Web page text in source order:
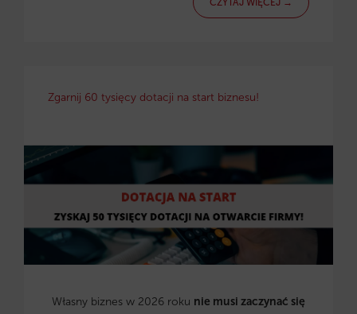
CZYTAJ WIĘCEJ →
Zgarnij 60 tysięcy dotacji na start biznesu!
Własny biznes w 2026 roku nie musi zaczynać się